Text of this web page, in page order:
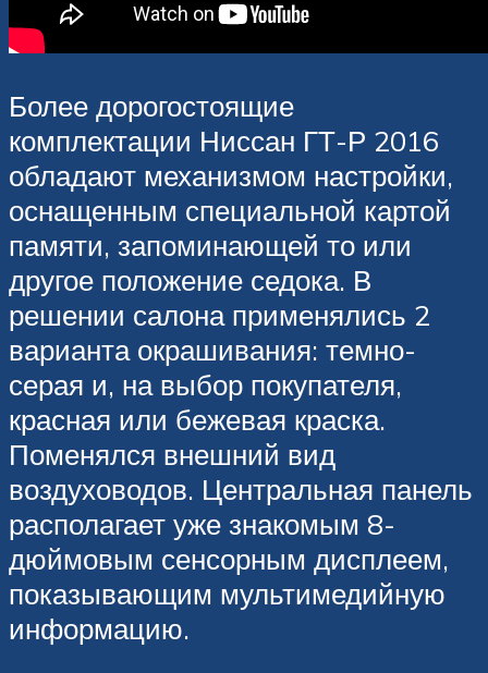
Более дорогостоящие
комплектации Ниссан ГТ-Р 2016
обладают механизмом настройки,
оснащенным специальной картой
памяти, запоминающей то или
другое положение седока. В
решении салона применялись 2
варианта окрашивания: темно-
серая и, на выбор покупателя,
красная или бежевая краска.
Поменялся внешний вид
воздуховодов. Центральная панель
располагает уже знакомым 8-
дюймовым сенсорным дисплеем,
показывающим мультимедийную
информацию.